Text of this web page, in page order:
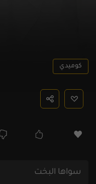
كوميدي
سواها البخت